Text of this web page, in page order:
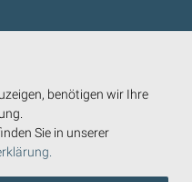
benötigen wir Ihre
Sie in unserer